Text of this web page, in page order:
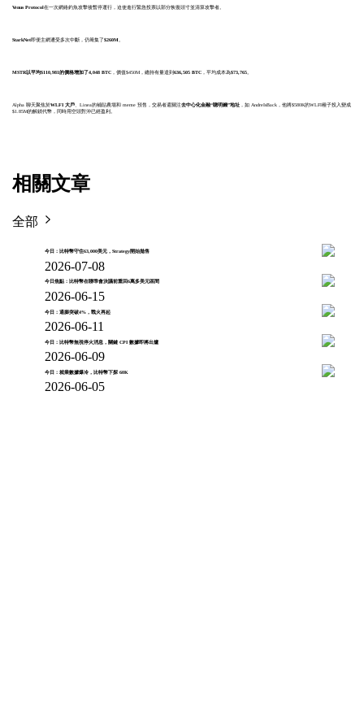
Venus Protocol 在一次網絡釣魚攻擊後暫停運行，迫使進行緊急投票以部分恢復頭寸並清算攻擊者。
StarkNet即便主網遭受多次中斷，仍籌集了$260M。
MSTR以平均$110,981的價格增加了4,048 BTC，價值$450M，總持有量達到636,505 BTC，平均成本為$73,765。
Alpha 聊天聚焦於WLFI 大戶、Linea的補貼農場和 meme 預售，交易者還關注去中心化金融“聰明錢”地址，如 AndreIsBack，他將$580K的WLFI種子投入變成
$1.85M的解鎖代幣，同時用空頭對沖已經盈利。
相關文章
全部
今日：比特幣守住63,000美元，Strategy開始拋售
2026-07-08
今日焦點：比特幣在聯準會決議前重回6萬多美元區間
2026-06-15
今日：通膨突破4%，戰火再起
2026-06-11
今日：比特幣無視停火消息，關鍵 CPI 數據即將出爐
2026-06-09
今日：就業數據爆冷，比特幣下探 60K
2026-06-05